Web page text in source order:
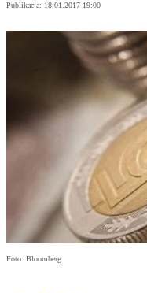
Publikacja: 18.01.2017 19:00
Foto: Bloomberg